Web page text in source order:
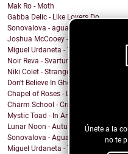
Únete a la
no te
Mak Ro - Moth
Gabba Delic - Like Lovers Do
Sonovalova - agua fría
Joshua McCooey - Hall Of Shame
Miguel Urdaneta - Te Sigo Pensando
Noir Reva - Svartur
Niki Colet - Strange Dreams
Don't Believe In Ghosts - Brooklyn
Chapel of Roses - Lose Control
Charm School - Crime Time
Mystic Toad - In Another World
Lunar Noon - Autumn Passing
Sonovalova - Agua Fría
Miguel Urdaneta - Te Sigo Pensando